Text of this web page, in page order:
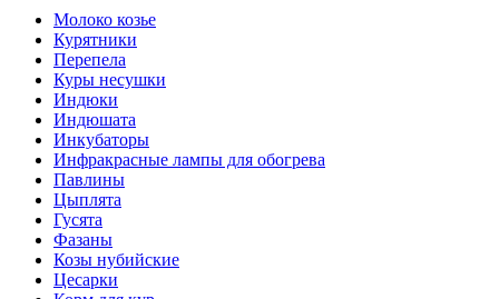
Молоко козье
Курятники
Перепела
Куры несушки
Индюки
Индюшата
Инкубаторы
Инфракрасные лампы для обогрева
Павлины
Цыплята
Гусята
Фазаны
Козы нубийские
Цесарки